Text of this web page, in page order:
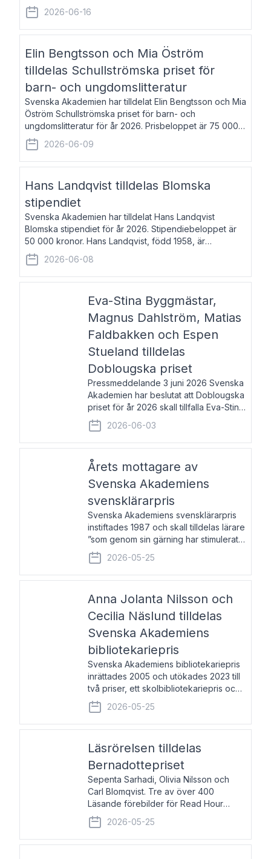
fri vistelse i Akademiens lägenhet i Berlin. Elisabeth
Åsbrink, född 1965 oc
2026-06-16
Elin Bengtsson och Mia Öström
tilldelas Schullströmska priset för
barn- och ungdomslitteratur
Svenska Akademien har tilldelat Elin Bengtsson och Mia
Öström Schullströmska priset för barn- och
ungdomslitteratur för år 2026. Prisbeloppet är 75 000
kronor vardera. Elin Bengtsson, född 1987, är författare
och forskare i genusvetenskap.
2026-06-09
Hans Landqvist tilldelas Blomska
stipendiet
Svenska Akademien har tilldelat Hans Landqvist
Blomska stipendiet för år 2026. Stipendiebeloppet är
50 000 kronor. Hans Landqvist, född 1958, är
professor i svenska vid Göteborgs universitet. Han
disputerade år 2000 på avhandlingen Författn
2026-06-08
Eva-Stina Byggmästar,
Magnus Dahlström, Matias
Faldbakken och Espen
Stueland tilldelas
Doblougska priset
Pressmeddelande 3 juni 2026 Svenska
Akademien har beslutat att Doblougska
priset för år 2026 skall tillfalla Eva-Stina
Byggmästar, Magnus Dahlström, Matias
Faldbakken samt Espen Stueland.
Prisbeloppet är 200 000 svenska
2026-06-03
Årets mottagare av
Svenska Akademiens
svensklärarpris
Svenska Akademiens svensklärarpris
instiftades 1987 och skall tilldelas lärare
”som genom sin gärning har stimulerat
intresset hos unga människor för
svenska språket och litteraturen”.
Prisutdelning och samtal med
2026-05-25
Anna Jolanta Nilsson och
Cecilia Näslund tilldelas
Svenska Akademiens
bibliotekariepris
Svenska Akademiens bibliotekariepris
inrättades 2005 och utökades 2023 till
två priser, ett skolbibliotekariepris och
ett folkbibliotekariepris. Priserna skall
tilldelas bibliotekarier vid svenska folk-
och skolbibliotek som gjort värdefull
2026-05-25
Läsrörelsen tilldelas
Bernadottepriset
Sepenta Sarhadi, Olivia Nilsson och
Carl Blomqvist. Tre av över 400
Läsande förebilder för Read Hour
Sverige. Foto: Michael Wall. Den ideella
föreningen Läsrörelsen tilldelas
Bernadottepriset 2026 för att den
2026-05-25